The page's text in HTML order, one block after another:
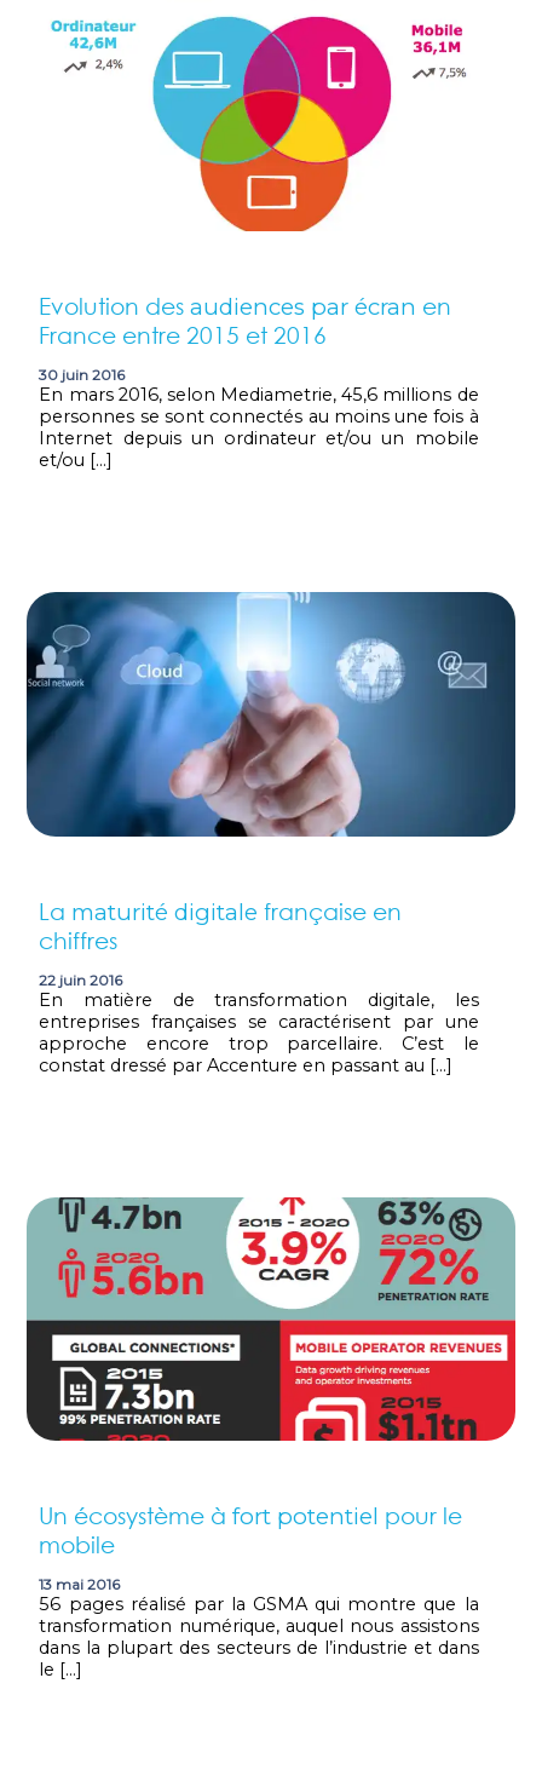
Evolution desaudiences par écran en
France entre 2015 et 2016
30 juin 2016
En mars 2016, selon Mediametrie, 45,6 millions de
personnes se sont connectés au moins une fois à
Internet depuis un ordinateur et/ou un mobile
et/ou […]
La maturité digitale française en
chiffres
22 juin 2016
En matière de transformation digitale, les
entreprises françaises se caractérisent par une
approche encore trop parcellaire. C’est le
constat dressé par Accenture en passant au […]
Un écosystème àfort potentiel pour le
mobile
13 mai 2016
56 pages réalisé par la GSMA qui montre que la
transformation numérique, auquel nous assistons
dans la plupart des secteurs de l’industrie et dans
le […]